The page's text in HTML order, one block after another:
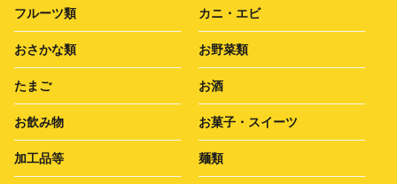
フルーツ類 カニ・エビ
おさかな類 お野菜類
たまご お酒
お飲み物 お菓子・スイーツ
加工品等 麺類